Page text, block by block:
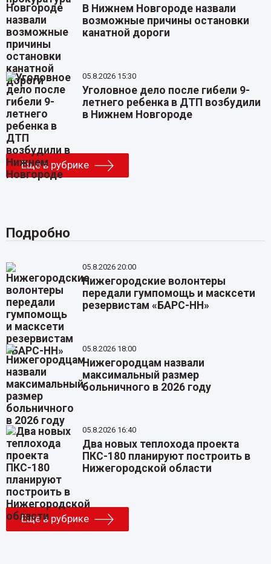
В Нижнем Новгороде назвали
возможные причины остановки
канатной дороги
05.8.2026 15:30
Уголовное дело после гибели 9-
летнего ребенка в ДТП возбудили
в Нижнем Новгороде
Еще в рубрике
Подробно
05.8.2026 20:00
Нижегородские волонтеры
передали гумпомощь и масксети
резервистам «БАРС-НН»
05.8.2026 18:00
Нижегородцам назвали
максимальный размер
больничного в 2026 году
05.8.2026 16:40
Два новых теплохода проекта
ПКС-180 планируют построить в
Нижегородской области
Еще в рубрике